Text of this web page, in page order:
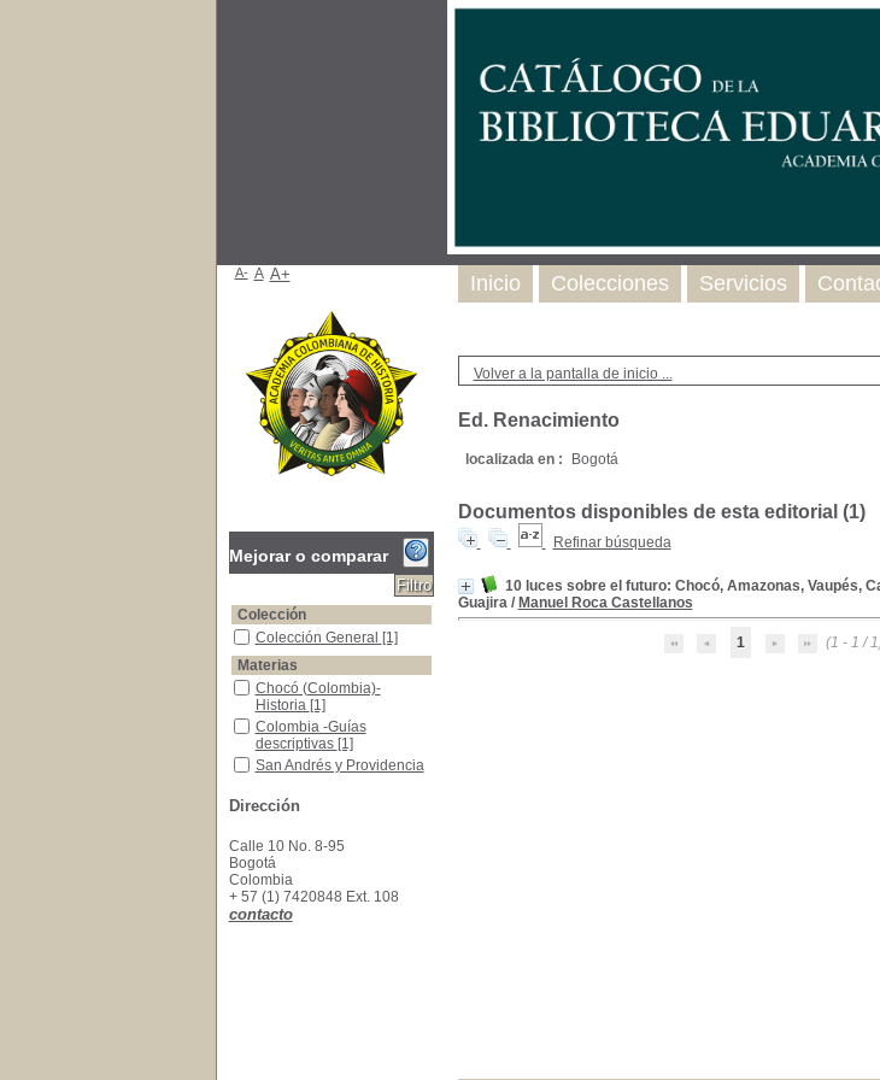
Volver a la pantalla de inicio ...
Ed. Renacimiento
localizada en : Bogotá
Documentos disponibles de esta editorial (1)
Refinar búsqueda
10 luces sobre el futuro: Chocó, Amazonas, Vaupés,
Guajira/ Manuel Roca Castellanos
1 (1 - 1 /
Inicio Colecciones Servicios
A- A A+
Mejorar o comparar
Colección
Colección General
Colección General [1]
Materias
Chocó (Colombia)- Historia
Chocó (Colombia)-
Historia [1]
Colombia -Guías descriptivas
Colombia -Guías
descriptivas [1]
San Andrés y Providencia - Historia
San Andrés y Providencia
Dirección
Calle 10 No. 8-95
Bogotá
Colombia
+ 57 (1) 7420848 Ext. 108
contacto